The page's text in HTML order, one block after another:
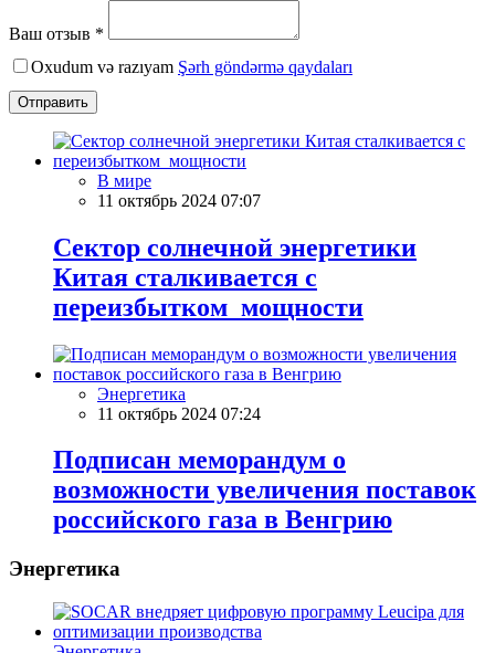
Ваш отзыв *
Oxudum və razıyam Şərh göndərmə qaydaları
Отправить
В мире
11 октябрь 2024 07:07
Сектор солнечной энергетики
Китая сталкивается с
переизбытком мощности
Энергетика
11 октябрь 2024 07:24
Подписан меморандум о
возможности увеличения поставок
российского газа в Венгрию
Энергетика